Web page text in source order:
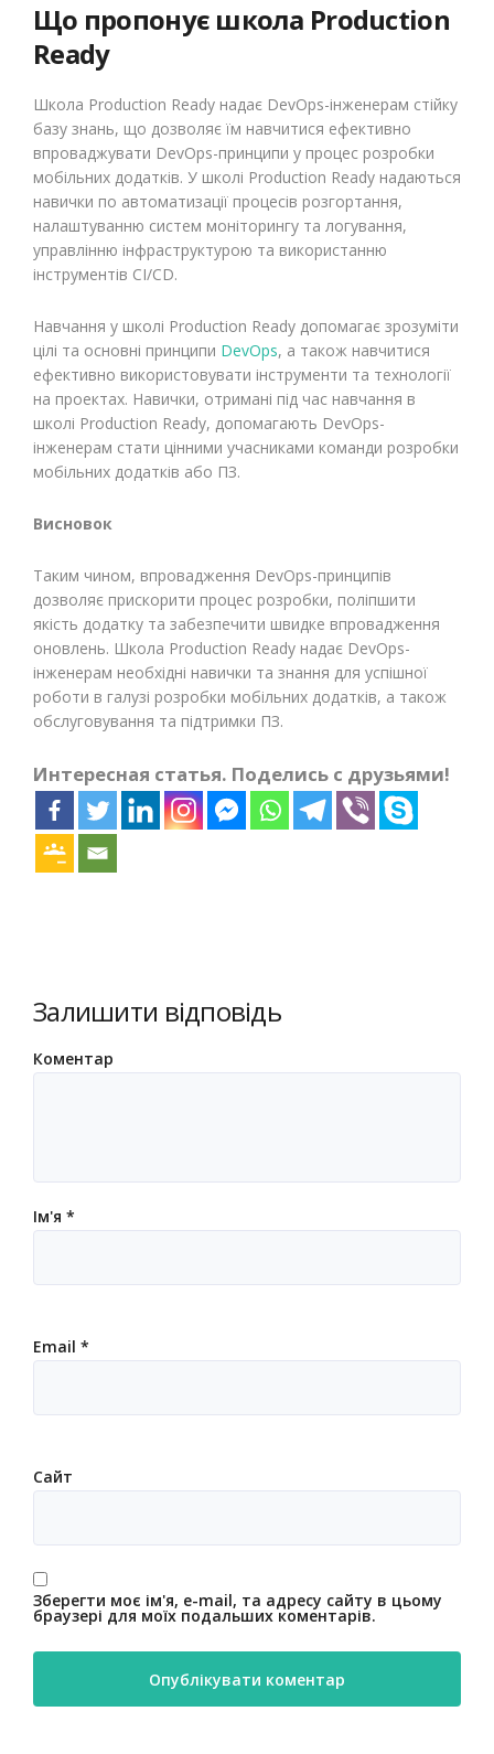
Що пропонує школа Production
Ready
Школа Production Ready надає DevOps-інженерам стійку
базу знань, що дозволяє їм навчитися ефективно
впроваджувати DevOps-принципи у процес розробки
мобільних додатків. У школі Production Ready надаються
навички по автоматизації процесів розгортання,
налаштуванню систем моніторингу та логування,
управлінню інфраструктурою та використанню
інструментів CI/CD.
Навчання у школі Production Ready допомагає зрозуміти
цілі та основні принципи DevOps, а також навчитися
ефективно використовувати інструменти та технології
на проектах. Навички, отримані під час навчання в
школі Production Ready, допомагають DevOps-
інженерам стати цінними учасниками команди розробки
мобільних додатків або ПЗ.
Висновок
Таким чином, впровадження DevOps-принципів
дозволяє прискорити процес розробки, поліпшити
якість додатку та забезпечити швидке впровадження
оновлень. Школа Production Ready надає DevOps-
інженерам необхідні навички та знання для успішної
роботи в галузі розробки мобільних додатків, а також
обслуговування та підтримки ПЗ.
Интересная статья. Поделись с друзьями!
Залишити відповідь
Коментар
Ім'я *
Email *
Сайт
Зберегти моє ім'я, e-mail, та адресу сайту в цьому
браузері для моїх подальших коментарів.